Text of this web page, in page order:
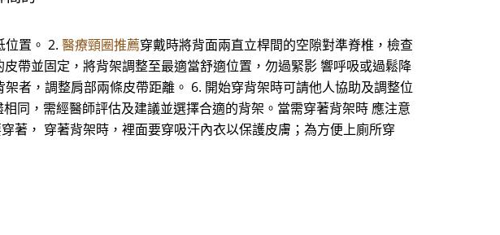
位置。 2. 醫療頸圈推薦穿戴時將背面兩直立桿間的空隙對準脊椎，檢查
帶並固定，將背架調整至最適當舒適位置，勿過緊影 響呼吸或過鬆降
者，調整肩部兩條皮帶距離。 6. 開始穿背架時可請他人協助及調整位
同，需經醫師評估及建議並選擇合適的背架。當需穿著背架時 應注意
著， 穿著背架時，裡面要穿吸汗內衣以保護皮膚；為方便上廁所穿